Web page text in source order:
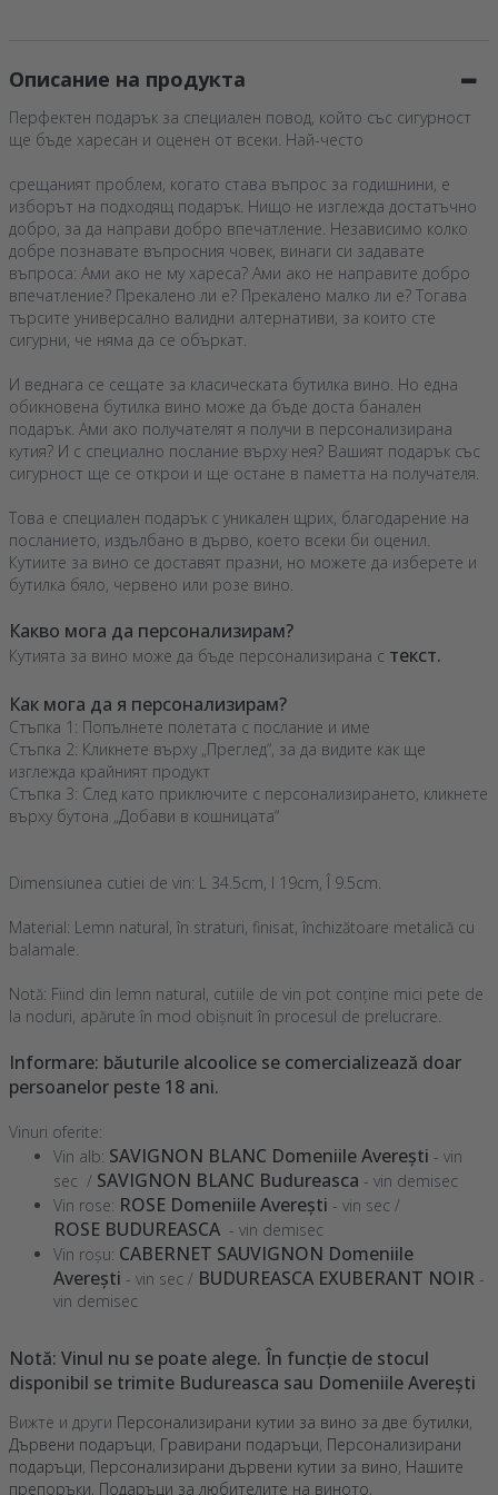
Описание на продукта
Перфектен подарък за специален повод, който със сигурност
ще бъде харесан и оценен от всеки. Най-често
срещаният проблем, когато става въпрос за годишнини, е
изборът на подходящ подарък. Нищо не изглежда достатъчно
добро, за да направи добро впечатление. Независимо колко
добре познавате въпросния човек, винаги си задавате
въпроса: Ами ако не му хареса? Ами ако не направите добро
впечатление? Прекалено ли е? Прекалено малко ли е? Тогава
търсите универсално валидни алтернативи, за които сте
сигурни, че няма да се объркат.
И веднага се сещате за класическата бутилка вино. Но една
обикновена бутилка вино може да бъде доста банален
подарък. Ами ако получателят я получи в персонализирана
кутия? И с специално послание върху нея? Вашият подарък със
сигурност ще се открои и ще остане в паметта на получателя.
Това е специален подарък с уникален щрих, благодарение на
посланието, издълбано в дърво, което всеки би оценил.
Кутиите за вино се доставят празни, но можете да изберете и
бутилка бяло, червено или розе вино.
Какво мога да персонализирам?
Кутията за вино може да бъде персонализирана с текст.
Как мога да я персонализирам?
Стъпка 1: Попълнете полетата с послание и име
Стъпка 2: Кликнете върху „Преглед“, за да видите как ще
изглежда крайният продукт
Стъпка 3: След като приключите с персонализирането, кликнете
върху бутона „Добави в кошницата“
Dimensiunea cutiei de vin: L 34.5cm, l 19cm, Î 9.5cm.
Material: Lemn natural, în straturi, finisat, închizătoare metalică cu
balamale.
Notă: Fiind din lemn natural, cutiile de vin pot conține mici pete de
la noduri, apărute în mod obișnuit în procesul de prelucrare.
Informare: băuturile alcoolice se comercializează doar
persoanelor peste 18 ani.
Vinuri oferite:
Vin alb: SAVIGNON BLANC Domeniile Averești - vin
sec / SAVIGNON BLANC Budureasca - vin demisec
Vin rose: ROSE Domeniile Averești - vin sec /
ROSE BUDUREASCA - vin demisec
Vin roșu: CABERNET SAUVIGNON Domeniile
Averești - vin sec / BUDUREASCA EXUBERANT NOIR -
vin demisec
Notă: Vinul nu se poate alege. În funcție de stocul
disponibil se trimite Budureasca sau Domeniile Averești
Вижте и други Персонализирани кутии за вино за две бутилки,
Дървени подаръци, Гравирани подаръци, Персонализирани
подаръци, Персонализирани дървени кутии за вино, Нашите
препоръки, Подаръци за любителите на виното,